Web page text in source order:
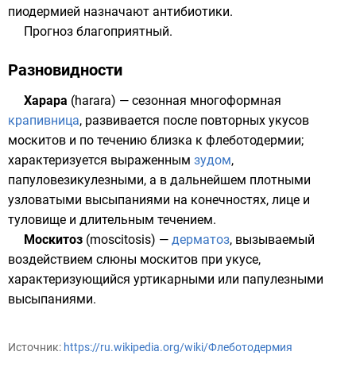
пиодермией назначают антибиотики.
Прогноз благоприятный.
Разновидности
Харара (hararа) — сезонная многоформная
крапивница, развивается после повторных укусов
москитов и по течению близка к флеботодермии;
характеризуется выраженным зудом,
папуловезикулезными, а в дальнейшем плотными
узловатыми высыпаниями на конечностях, лице и
туловище и длительным течением.
Москитоз (moscitosis) — дерматоз, вызываемый
воздействием слюны москитов при укусе,
характеризующийся уртикарными или папулезными
высыпаниями.
Источник: https://ru.wikipedia.org/wiki/Флеботодермия